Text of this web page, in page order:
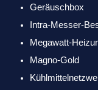
Geräuschbox
Intra-Messer-
Megawatt-
Magno-Gold